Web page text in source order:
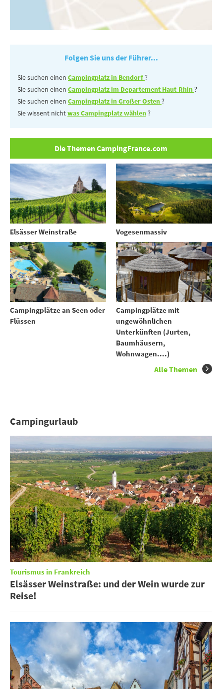
Folgen Sie uns der Führer...
Sie suchen einen Campingplatz in Bendorf?
Sie suchen einen Campingplatz im Departement Haut-Rhin?
Sie suchen einen Campingplatz in Großer Osten?
Sie wissent nichtwas Campingplatz wählen?
Die Themen CampingFrance.com
Elsässer Weinstraße Vogesenmassiv
Campingplätze an Seen oder
Flüssen
Campingplätze mit
ungewöhnlichen
Unterkünften (Jurten,
Baumhäusern,
Wohnwagen....)
Alle Themen
Campingurlaub
Tourismus in Frankreich
Elsässer Weinstraße: und der Wein wurde zur
Reise!